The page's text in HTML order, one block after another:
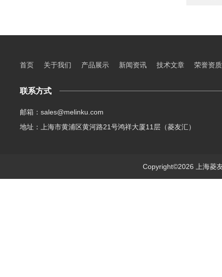
首页 关于我们 产品展示 新闻资讯 技术文章 荣誉资质
联系方式
邮箱：sales@melinku.com
地址：上海市黄浦区黄河路21号鸿祥大厦11层（菱友汇）
Copyright©2026 上海菱